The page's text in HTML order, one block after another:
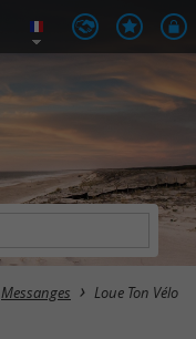
Messanges Loue Ton Vélo